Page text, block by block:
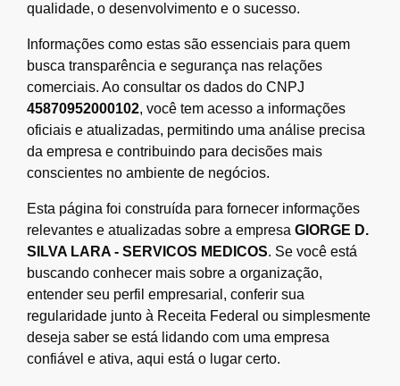
qualidade, o desenvolvimento e o sucesso.
Informações como estas são essenciais para quem
busca transparência e segurança nas relações
comerciais. Ao consultar os dados do CNPJ
45870952000102, você tem acesso a informações
oficiais e atualizadas, permitindo uma análise precisa
da empresa e contribuindo para decisões mais
conscientes no ambiente de negócios.
Esta página foi construída para fornecer informações
relevantes e atualizadas sobre a empresa GIORGE D.
SILVA LARA - SERVICOS MEDICOS. Se você está
buscando conhecer mais sobre a organização,
entender seu perfil empresarial, conferir sua
regularidade junto à Receita Federal ou simplesmente
deseja saber se está lidando com uma empresa
confiável e ativa, aqui está o lugar certo.